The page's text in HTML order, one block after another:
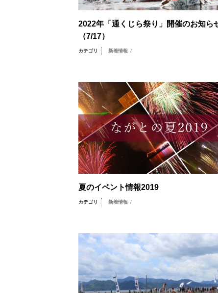
2022年「通くじら祭り」開催のお知ら
（7/17）
カテゴリ 新着情報 /
夏のイベント情報2019
カテゴリ 新着情報 /